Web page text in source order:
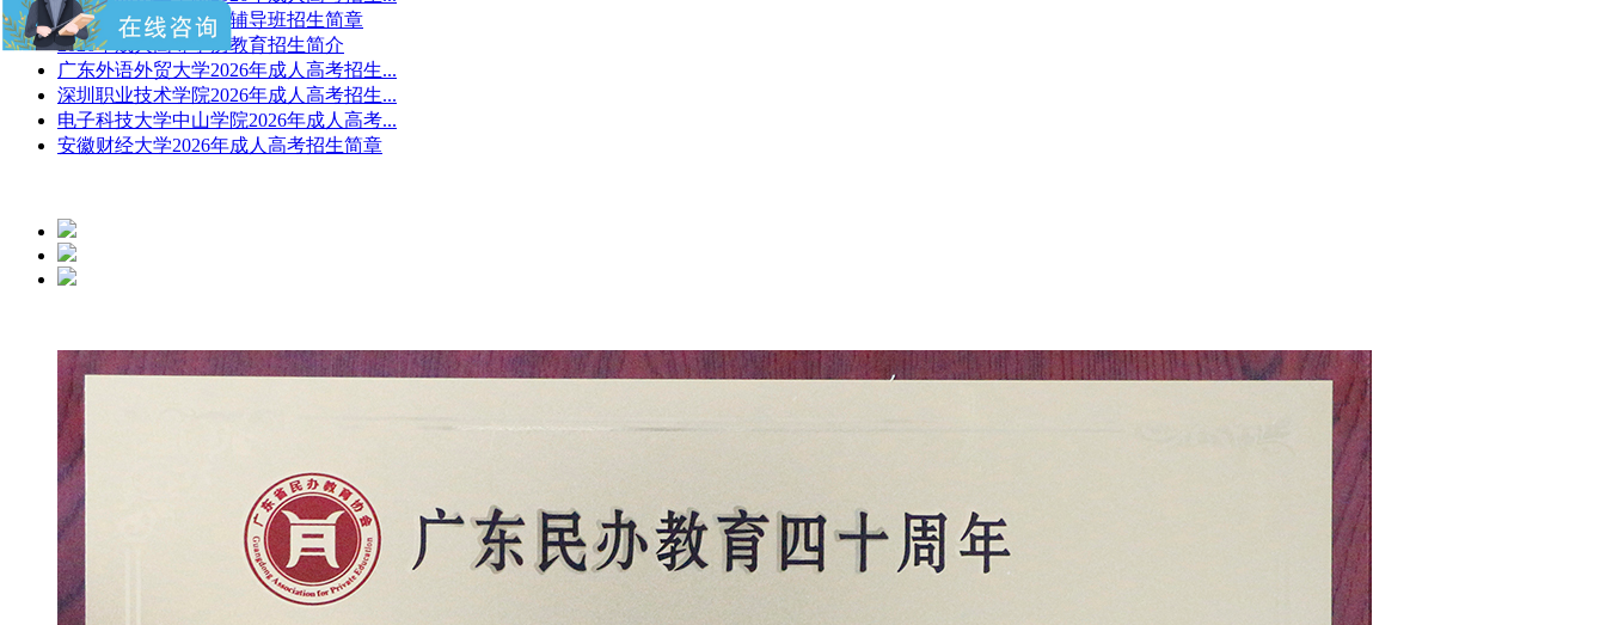
2026年成人高考考前辅导班招生简章
2026年成人高等学历教育招生简介
广东外语外贸大学2026年成人高考招生...
深圳职业技术学院2026年成人高考招生...
电子科技大学中山学院2026年成人高考...
安徽财经大学2026年成人高考招生简章